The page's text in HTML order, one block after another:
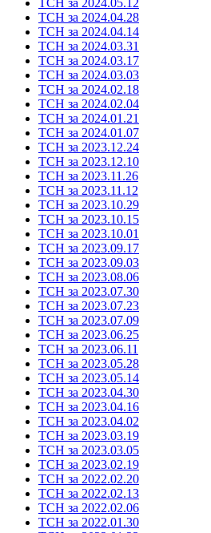
ТСН за 2024.04.28
ТСН за 2024.04.14
ТСН за 2024.03.31
ТСН за 2024.03.17
ТСН за 2024.03.03
ТСН за 2024.02.18
ТСН за 2024.02.04
ТСН за 2024.01.21
ТСН за 2024.01.07
ТСН за 2023.12.24
ТСН за 2023.12.10
ТСН за 2023.11.26
ТСН за 2023.11.12
ТСН за 2023.10.29
ТСН за 2023.10.15
ТСН за 2023.10.01
ТСН за 2023.09.17
ТСН за 2023.09.03
ТСН за 2023.08.06
ТСН за 2023.07.30
ТСН за 2023.07.23
ТСН за 2023.07.09
ТСН за 2023.06.25
ТСН за 2023.06.11
ТСН за 2023.05.28
ТСН за 2023.05.14
ТСН за 2023.04.30
ТСН за 2023.04.16
ТСН за 2023.04.02
ТСН за 2023.03.19
ТСН за 2023.03.05
ТСН за 2023.02.19
ТСН за 2022.02.20
ТСН за 2022.02.13
ТСН за 2022.02.06
ТСН за 2022.01.30